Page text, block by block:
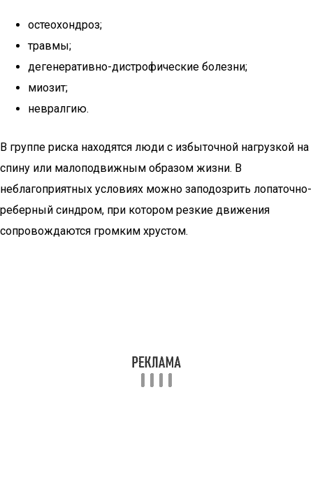
остеохондроз;
травмы;
дегенеративно-дистрофические болезни;
миозит;
невралгию.
В группе риска находятся люди с избыточной нагрузкой на
спину или малоподвижным образом жизни. В
неблагоприятных условиях можно заподозрить лопаточно-
реберный синдром, при котором резкие движения
сопровождаются громким хрустом.